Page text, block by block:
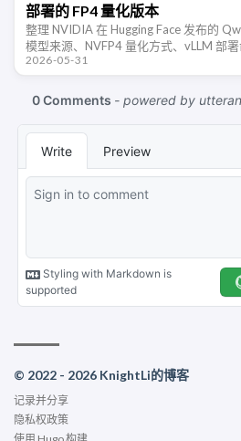
部署的 FP4 量化版本
整理 NVIDIA 在 Hugging Face 发布的
模型来源、NVFP4 量化方式、vLLM 部
和使用限制。
2026-05-31
© 2022 - 2026 KnightLi的博客
记录并分享
隐私权政策